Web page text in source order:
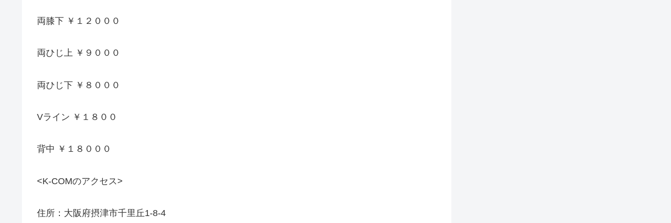
両膝下 ￥１２０００
両ひじ上 ￥９０００
両ひじ下 ￥８０００
Vライン ￥１８００
背中 ￥１８０００
<K-COMのアクセス>
住所：大阪府摂津市千里丘1-8-4